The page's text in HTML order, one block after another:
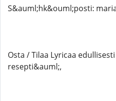
S&auml;hk&ouml;posti:
Osta / Tilaa Lyricaa
resepti&auml;,